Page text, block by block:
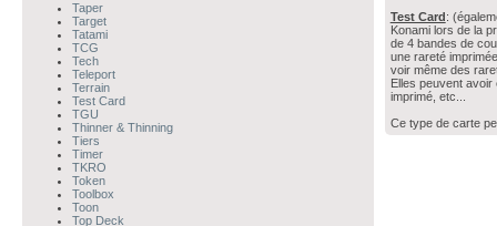
Taper
Target
Tatami
TCG
Tech
Teleport
Terrain
Test Card
TGU
Thinner & Thinning
Tiers
Timer
TKRO
Token
Toolbox
Toon
Top Deck
Test Card :
Konami lors de la
de 4 bandes de
une rareté
voir même des
Elles peuvent
imprimé, etc...
Ce type de carte